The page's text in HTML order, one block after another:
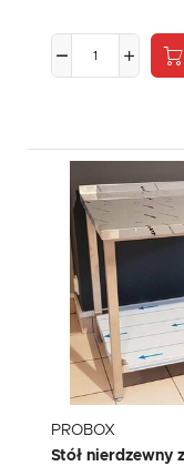
PROBOX
Stół nierdzewny